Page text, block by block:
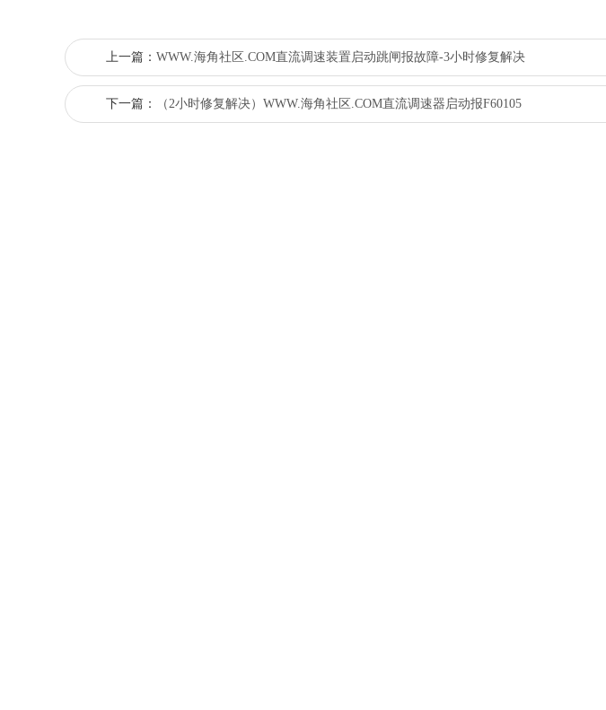
上一篇： WWW.海角社区.COM直流调速装置启动跳闸报故障-3小时修复解决
下一篇： （2小时修复解决）WWW.海角社区.COM直流调速器启动报F60105